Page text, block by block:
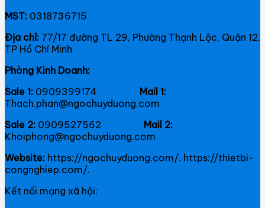
MST: 0318736715
Địa chỉ: 77/17 đường TL 29, Phường Thạnh Lộc, Quận 12,
TP Hồ Chí Minh
Phòng Kinh Doanh:
Sale 1: 0909399174 Mail 1:
Thach.phan@ngochuyduong.com
Sale 2: 0909527562 Mail 2:
Khoiphong@ngochuyduong.com
Website: https://ngochuyduong.com/. https://thietbi-
congnghiep.com/.
Kết nối mạng xã hội: